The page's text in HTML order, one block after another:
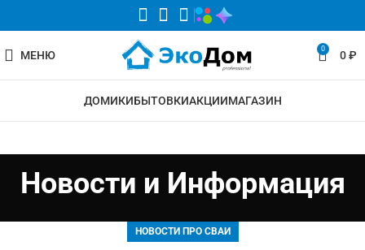
МЕНЮ 0 0₽
ДОМИКИБЫТОВКИАКЦИИМАГАЗИН
Новости и Информация
НОВОСТИ ПРО СВАИ